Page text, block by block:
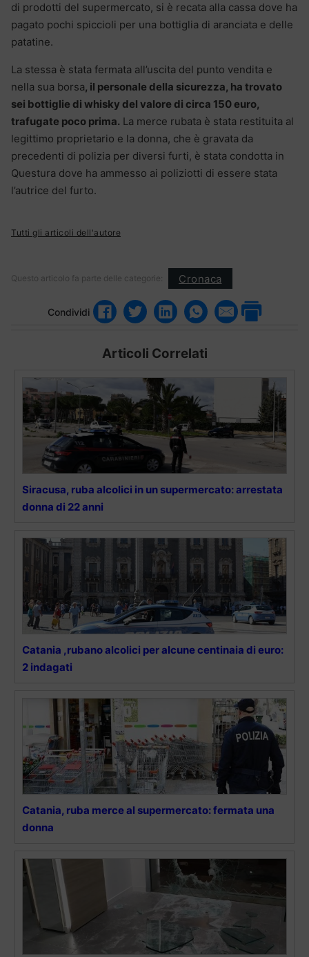
di prodotti del supermercato, si è recata alla cassa dove ha
pagato pochi spiccioli per una bottiglia di aranciata e delle
patatine.
La stessa è stata fermata all’uscita del punto vendita e
nella sua borsa, il personale della sicurezza, ha trovato
sei bottiglie di whisky del valore di circa 150 euro,
trafugate poco prima. La merce rubata è stata restituita al
legittimo proprietario e la donna, che è gravata da
precedenti di polizia per diversi furti, è stata condotta in
Questura dove ha ammesso ai poliziotti di essere stata
l’autrice del furto.
Tutti gli articoli dell'autore
Questo articolo fa parte delle categorie: Cronaca
Condividi
Articoli Correlati
Siracusa, ruba alcolici in un supermercato: arrestata
donna di 22 anni
Catania ,rubano alcolici per alcune centinaia di euro:
2 indagati
Catania, ruba merce al supermercato: fermata una
donna